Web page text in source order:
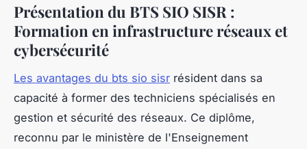
Présentation du BTS SIO SISR :
Formation en infrastructure réseaux et
cybersécurité
Les avantages du bts sio sisr résident dans sa
capacité à former des techniciens spécialisés en
gestion et sécurité des réseaux. Ce diplôme,
reconnu par le ministère de l'Enseignement